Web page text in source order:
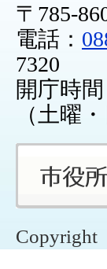
〒785-
電話：
7320
開庁時
（土曜
Copyright